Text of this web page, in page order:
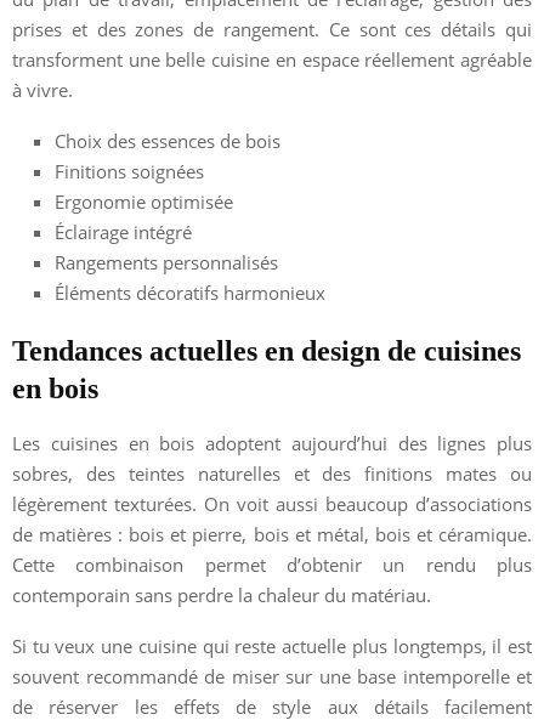
prises et des zones de rangement. Ce sont ces détails qui
transforment une belle cuisine en espace réellement agréable
à vivre.
Choix des essences de bois
Finitions soignées
Ergonomie optimisée
Éclairage intégré
Rangements personnalisés
Éléments décoratifs harmonieux
Tendances actuelles en design de cuisines
en bois
Les cuisines en bois adoptent aujourd’hui des lignes plus
sobres, des teintes naturelles et des finitions mates ou
légèrement texturées. On voit aussi beaucoup d’associations
de matières : bois et pierre, bois et métal, bois et céramique.
Cette combinaison permet d’obtenir un rendu plus
contemporain sans perdre la chaleur du matériau.
Si tu veux une cuisine qui reste actuelle plus longtemps, il est
souvent recommandé de miser sur une base intemporelle et
de réserver les effets de style aux détails facilement